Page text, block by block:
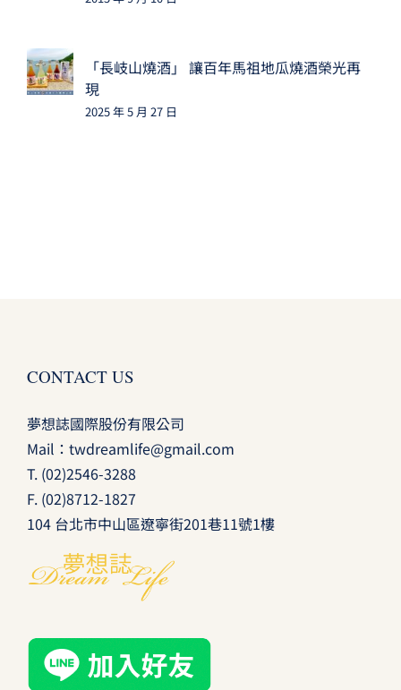
「長岐山燒酒」 讓百年馬祖地瓜燒酒榮光再
現
2025 年 5 月 27 日
CONTACT US
夢想誌國際股份有限公司
Mail： twdreamlife@gmail.com
T. (02)2546-3288
F. (02)8712-1827
104 台北市中山區遼寧街201巷11號1樓